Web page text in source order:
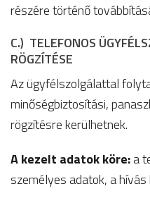
részére történő
C.) TELEFONOS
RÖGZÍTÉSE
Az ügyfélszolgálattal
minőségbiztosítási,
rögzítésre kerülhetnek.
A kezelt adatok köre:a
személyes adatok, a